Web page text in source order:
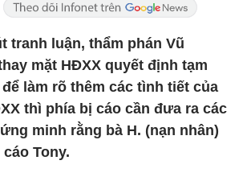
tranh luận, thẩm phán Vũ
mặt HĐXX quyết định tạm
làm rõ thêm các tình tiết của
thì phía bị cáo cần đưa ra các
minh rằng bà H. (nạn nhân)
Tony.